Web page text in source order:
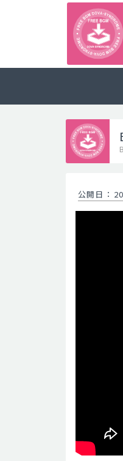
公開日 ：